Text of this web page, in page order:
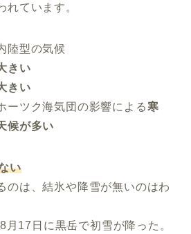
れています。
陸型の気候
きい
きい
ーツク海気団の影響による寒
候が多い
い
のは、結氷や降雪が無いのはわ
17日に黒岳で初雪が降った。